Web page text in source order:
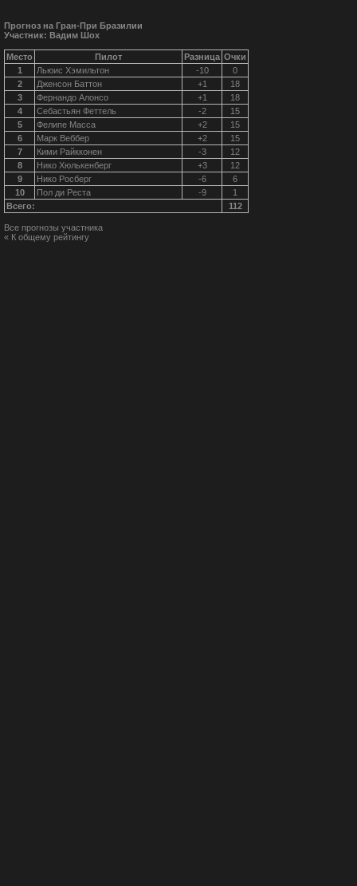
Прогноз на Гран-При Бразилии
Участник: Вадим Шох
Место Пилот Разница Очки
1
Льюис Хэмильтон -10
0
2
Дженсон Баттон +1
18
3
Фернандо Алонсо +1
18
4
Себастьян Феттель -2
15
5
Фелипе Масса +2
15
6
Марк Веббер +2
15
7
Кими Райкконен -3
12
8
Нико Хюлькенберг +3
12
9
Нико Росберг -6
6
10
Пол ди Реста -9
1
Всего:
112
Все прогнозы участника
« К общему рейтингу